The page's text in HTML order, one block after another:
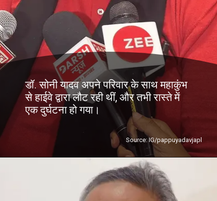
डॉ. सोनी यादव अपने परिवार के साथ महाकुंभ
से हाईवे द्वारा लौट रही थीं, और तभी रास्ते में
एक दुर्घटना हो गया।
Source: IG/pappuyadavjapl